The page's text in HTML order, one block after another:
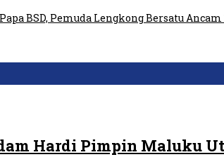
BSD, Pemuda Lengkong Bersatu
Hardi Pimpin Maluku